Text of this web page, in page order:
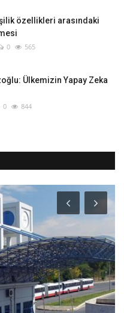
özellikleri arasındaki
0 565
Ülkemizin Yapay Zeka
0 844